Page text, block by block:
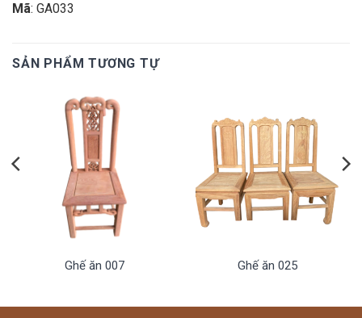
Mã: GA033
SẢN PHẨM TƯƠNG TỰ
Ghế ăn 007 Ghế ăn 025